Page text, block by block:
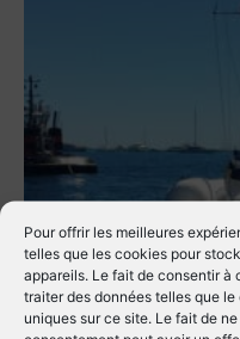
Pour offrir les meilleures
telles que les cookies pour
appareils. Le fait de consentir à
traiter des données telles que
uniques sur ce site. Le fait de